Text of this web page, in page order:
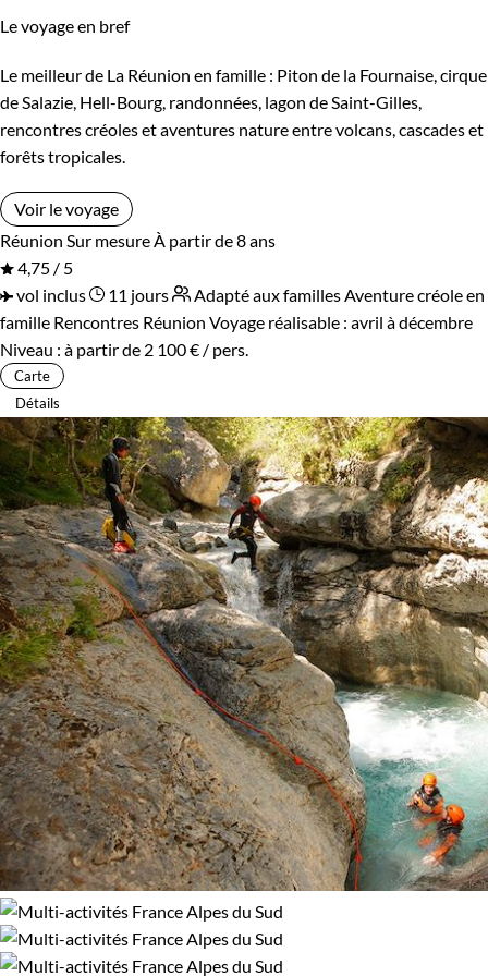
Vietnam
Patrimoine et Nature
Volcans
Le voyage en bref
Le meilleur de La Réunion en famille : Piton de la Fournaise, cirque
de Salazie, Hell-Bourg, randonnées, lagon de Saint-Gilles,
rencontres créoles et aventures nature entre volcans, cascades et
forêts tropicales.
Voir le voyage
Réunion Sur mesure À partir de 8 ans
4,75 / 5
vol inclus
11 jours Adapté aux familles Aventure créole en
famille Rencontres Réunion Voyage réalisable : avril à décembre
Niveau : à partir de 2 100 € / pers.
Carte
Détails